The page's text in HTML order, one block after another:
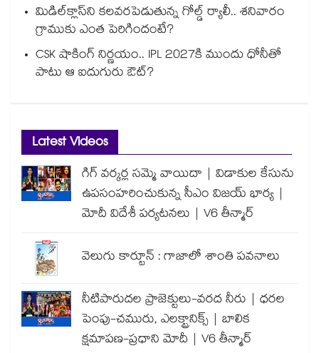
మిడిల్‌క్లాస్‌ని కలవరపెడుతున్న గోల్డ్ ర్యాలీ.. శనివారం
గ్రాముకు ఎంత పెరిగిందంటే?
CSK షాకింగ్ నిర్ణయం.. IPL 2027కి ముందు ధోనీతో
పాటు ఆ ఐదుగురు ఔట్?
Latest Videos
గిగ్ వర్కర్ల సమ్మె వాయిదా | విడాకుల కేసును
ఉపసంహరించుకున్న సీఎం విజయ్ భార్య |
మోదీ విదేశీ పర్యటనలు | V6 తీన్మార్
వెలుగు కార్టూన్ : గాజాలో శాంతి పవనాలు
నీటిపారుదల ప్రాజెక్టులు-వరద నీరు | ధరల
పెంపు-చమురు, ఎలక్ట్రానిక్స్ | బాలిక
క్షమాపణ-ప్రధాని మోదీ | V6 తీన్మార్